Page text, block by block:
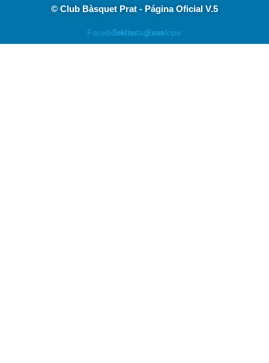
© Club Bàsquet Prat - Página Oficial V.5
FacebookTwitterInstagramEnvelope